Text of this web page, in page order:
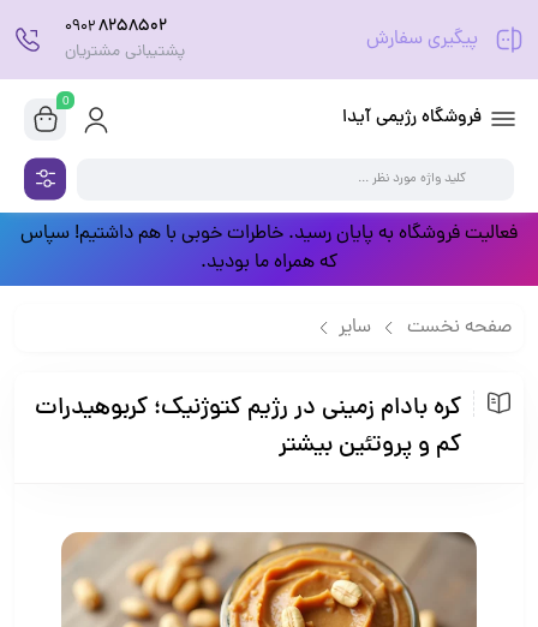
پیگیری سفارش 8258502
0902
پشتیبانی مشتریان
فروشگاه رژیمی آیدا
0
فعالیت فروشگاه به پایان رسید. خاطرات خوبی با هم داشتیم! سپاس
که همراه ما بودید.
صفحه نخست سایر
کره بادام زمینی در رژیم کتوژنیک؛ کربوهیدرات
کم و پروتئین بیشتر